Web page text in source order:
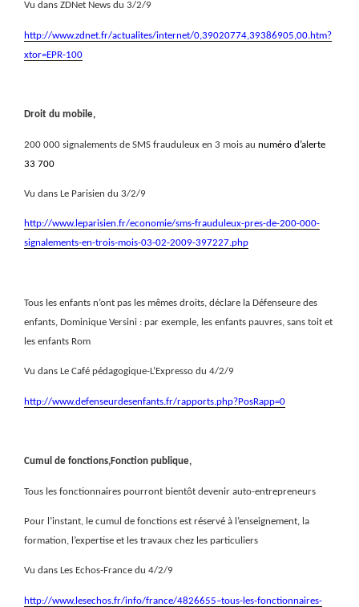
Vu dans ZDNet News du 3/2/9
http://www.zdnet.fr/actualites/internet/0,39020774,39386905,00.htm?
xtor=EPR-100
Droit du mobile,
200 000 signalements de SMS frauduleux en 3 mois au numéro d’alerte
33 700
Vu dans Le Parisien du 3/2/9
http://www.leparisien.fr/economie/sms-frauduleux-pres-de-200-000-
signalements-en-trois-mois-03-02-2009-397227.php
Tous les enfants n’ont pas les mêmes droits, déclare la Défenseure des
enfants, Dominique Versini : par exemple, les enfants pauvres, sans toit et
les enfants Rom
Vu dans Le Café pédagogique-L’Expresso du 4/2/9
http://www.defenseurdesenfants.fr/rapports.php?PosRapp=0
Cumul de fonctions,Fonction publique,
Tous les fonctionnaires pourront bientôt devenir auto-entrepreneurs
Pour l’instant, le cumul de fonctions est réservé à l’enseignement, la
formation, l’expertise et les travaux chez les particuliers
Vu dans Les Echos-France du 4/2/9
http://www.lesechos.fr/info/france/4826655–tous-les-fonctionnaires-